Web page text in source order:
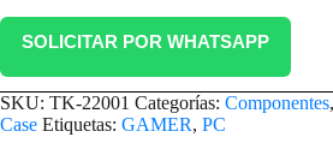
SOLICITAR POR WHATSAPP
SKU: TK-22001 Categorías: Componentes,
Case Etiquetas: GAMER, PC